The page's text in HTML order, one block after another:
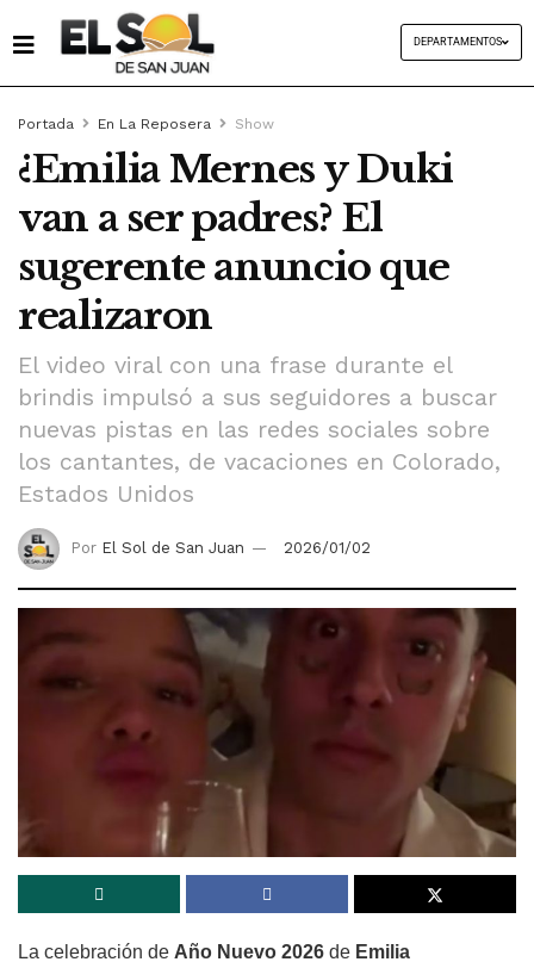
DEPARTAMENTOS
Portada En La Reposera Show
¿Emilia Mernes y Duki
van a ser padres? El
sugerente anuncio que
realizaron
El video viral con una frase durante el
brindis impulsó a sus seguidores a buscar
nuevas pistas en las redes sociales sobre
los cantantes, de vacaciones en Colorado,
Estados Unidos
Por El Sol de San Juan 2026/01/02
La celebración de Año Nuevo 2026 de Emilia